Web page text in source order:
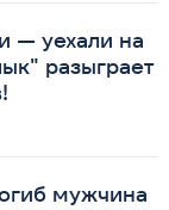
— уехали на
разыграет
мужчина